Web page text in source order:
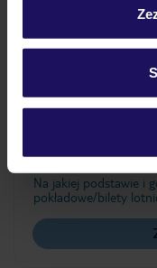
Szczegółowe
Często
Jak zmienić
Czy w Hotelu będzie
Na jakiej podstawie i
pokładowe/bilety